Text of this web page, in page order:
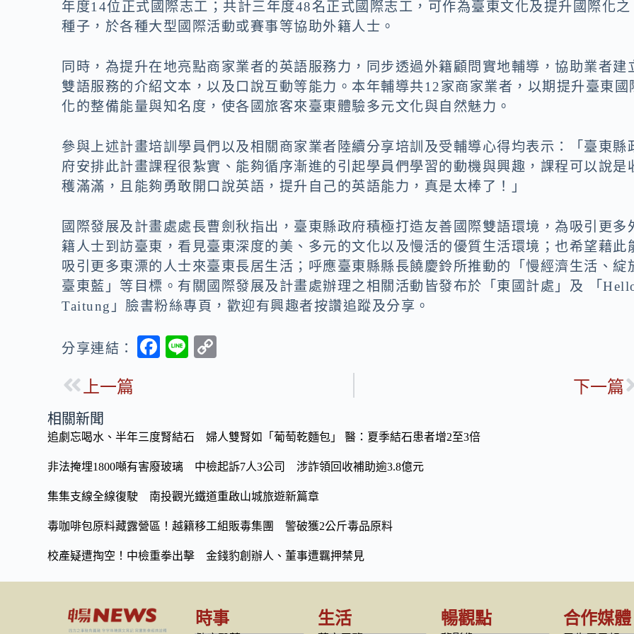
年度14位正式國際志工；共計三年度48名正式國際志工，可作為臺東文化及提升國際化之
種子，於各種大型國際活動或賽事等協助外籍人士。
同時，為提升在地亮點商家業者的英語服務力，同步透過外籍顧問實地輔導，協助業者建
雙語服務的介紹文本，以及口說互動等能力。本年輔導共12家商家業者，以期提升臺東國
化的整備能量與知名度，使各國旅客來臺東體驗多元文化與自然魅力。
參與上述計畫培訓學員們以及相關商家業者陸續分享培訓及受輔導心得均表示：「臺東縣
府安排此計畫課程很紮實、能夠循序漸進的引起學員們學習的動機與興趣，課程可以說是
穫滿滿，且能夠勇敢開口說英語，提升自己的英語能力，真是太棒了！」
國際發展及計畫處處長曹劍秋指出，臺東縣政府積極打造友善國際雙語環境，為吸引更多
籍人士到訪臺東，看見臺東深度的美、多元的文化以及慢活的優質生活環境；也希望藉此
吸引更多東漂的人士來臺東長居生活；呼應臺東縣縣長饒慶鈴所推動的「慢經濟生活、綻
臺東藍」等目標。有關國際發展及計畫處辦理之相關活動皆發布於「東國計處」及 「
Taitung」臉書粉絲專頁，歡迎有興趣者按讚追蹤及分享。
分享連結：
F
o
o
Li C
Li
n
上一篇 下一篇
相關新聞
追劇忘喝水、半年三度腎結石 婦人雙腎如「葡萄乾麵包」 醫：夏季結石患者增2至3倍
非法掩埋1800噸有害廢玻璃 中檢起訴7人3公司 涉詐領回收補助逾3.8億元
集集支線全線復駛 南投觀光鐵道重啟山城旅遊新篇章
毒咖啡包原料藏露營區！越籍移工組販毒集團 警破獲2公斤毒品原料
校產疑遭掏空！中檢重拳出擊 金錢豹創辦人、董事遭羈押禁見
時事 生活 暢觀點 合作媒體